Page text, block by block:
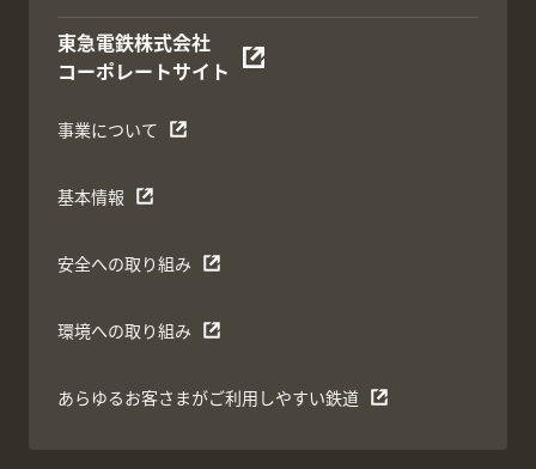
東急電鉄株式会社
コーポレートサイト
事業について
基本情報
安全への取り組み
環境への取り組み
あらゆるお客さまがご利用しやすい鉄道